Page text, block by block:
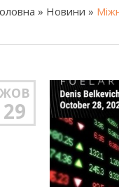
» Новини »
ЖОВ
29